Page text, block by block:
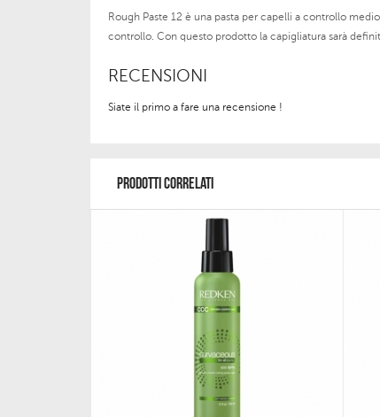
Rough Paste 12 è una pasta per capelli a controllo
controllo. Con questo prodotto la capigliatura sarà
RECENSIONI
Siate il primo a fare una recensione !
PRODOTTI CORRELATI